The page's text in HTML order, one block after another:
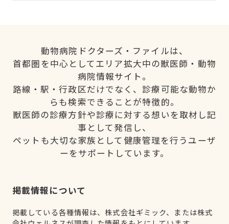
動物病院ドクターズ・ファイルは、
首都圏を中心としてエリア拡大中の獣医師・動物
病院情報サイト。
路線・駅・行政区だけでなく、診療可能な動物か
らも検索できることが特徴的。
獣医師の診療方針や診療に対する想いを取材し記
事として発信し、
ペットも大切な家族として健康管理を行うユーザ
ーをサポートしています。
掲載情報について
掲載している各種情報は、株式会社ギミック、または株式